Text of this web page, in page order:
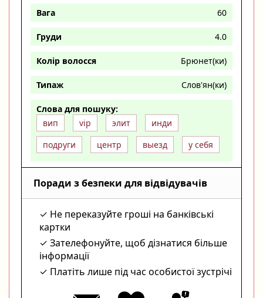
Вага 60
Груди 4.0
Колір волосся Брюнет(ки)
Типаж Слов'ян(ки)
Слова для пошуку:
вип
vip элит
инди
подруги
центр выезд у себя
Поради з безпеки для відвідувачів
Не переказуйте гроші на банківські
картки
Зателефонуйте, щоб дізнатися більше
інформації
Платіть лише під час особистої зустрічі